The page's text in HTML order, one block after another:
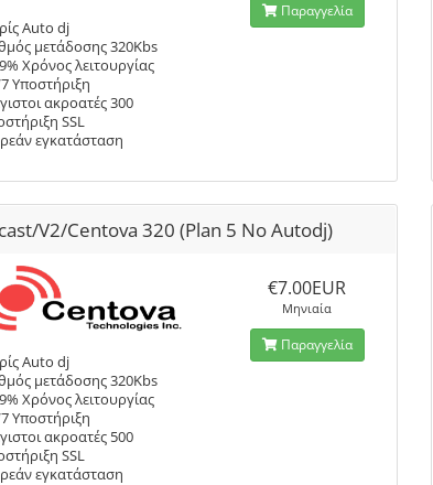
Auto dj
μετάδοσης 320Kbs
Χρόνος λειτουργίας
Υποστήριξη
ακροατές 300
SSL
εγκατάσταση
Παραγγελία
V2/Centova 320 (Plan 5 No Autodj)
Auto dj
μετάδοσης 320Kbs
Χρόνος λειτουργίας
Υποστήριξη
ακροατές 500
SSL
εγκατάσταση
€7.00EUR
Μηνιαία
Παραγγελία